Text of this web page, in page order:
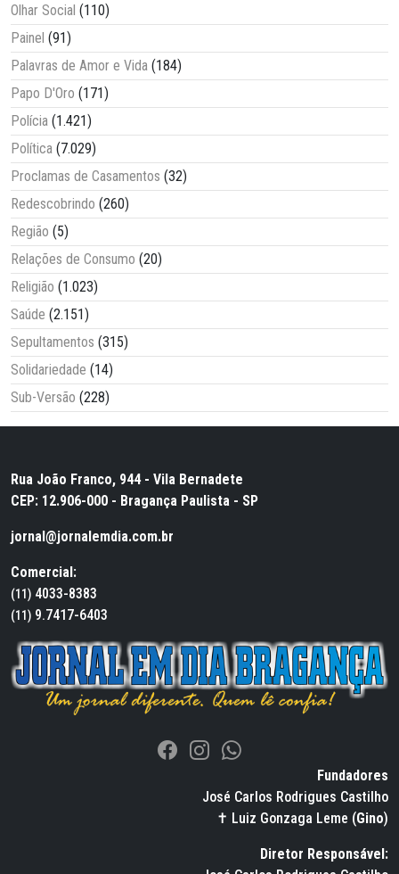
Olhar Social (110)
Painel (91)
Palavras de Amor e Vida (184)
Papo D'Oro (171)
Polícia (1.421)
Política (7.029)
Proclamas de Casamentos (32)
Redescobrindo (260)
Região (5)
Relações de Consumo (20)
Religião (1.023)
Saúde (2.151)
Sepultamentos (315)
Solidariedade (14)
Sub-Versão (228)
Rua João Franco, 944 - Vila Bernadete
CEP: 12.906-000 - Bragança Paulista - SP
jornal@jornalemdia.com.br
Comercial:
(11) 4033-8383
(11) 9.7417-6403
Fundadores
José Carlos Rodrigues Castilho
✝ Luiz Gonzaga Leme (Gino)
Diretor Responsável: